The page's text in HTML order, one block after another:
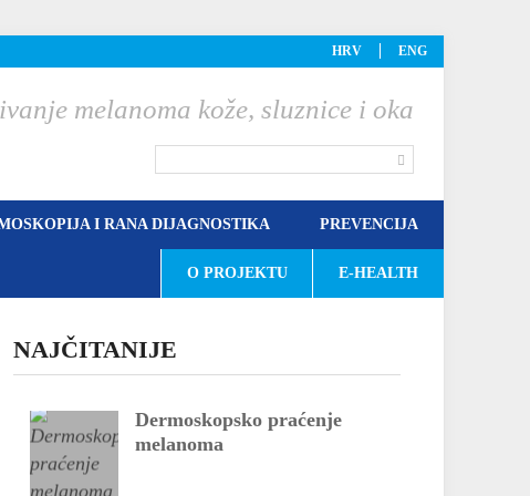
HRV ENG
melanoma kože, sluznice i oka
I RANA DIJAGNOSTIKA PREVENCIJA
O PROJEKTU E-HEALTH
NAJČITANIJE
Dermoskopsko praćenje
melanoma